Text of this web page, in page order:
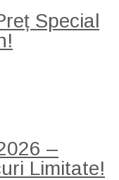
Special
–
Limitate!